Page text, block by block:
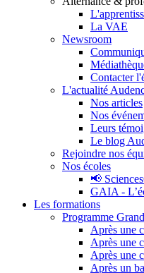
La VAE
Newsroom
Contacter
L'actualité
Nos articles
Nos
Leurs
Le blog
Rejoindre nos
Nos écoles
📢
GAIA -
Les formations
Programme
Après une
Après une
Après une
Après un